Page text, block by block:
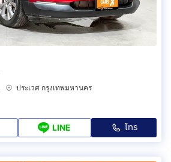
ประเวศ กรุงเทพมหานคร
LINE โทร